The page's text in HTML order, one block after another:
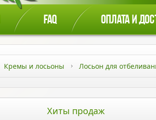
FAQ ОПЛАТА И
Кремы и лосьоны Лосьон для
Хиты продаж